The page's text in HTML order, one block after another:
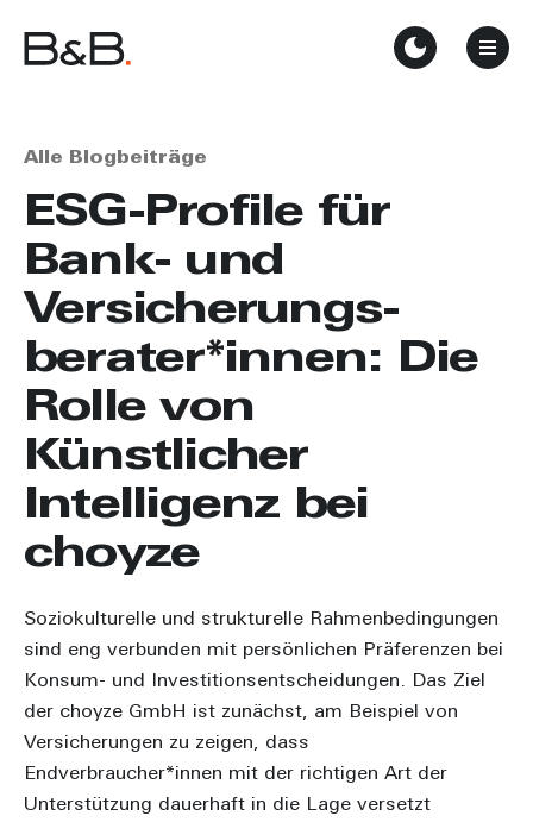
Alle Blogbeiträge
ESG-Profile für
Bank- und
Versicherungs­
berater*innen: Die
Rolle von
Künstlicher
Intelligenz bei
choyze
Soziokulturelle und strukturelle Rahmenbedingungen
sind eng verbunden mit persönlichen Präferenzen bei
Konsum- und Investitionsentscheidungen. Das Ziel
der choyze GmbH ist zunächst, am Beispiel von
Versicherungen zu zeigen, dass
Endverbraucher*innen mit der richtigen Art der
Unterstützung dauerhaft in die Lage versetzt